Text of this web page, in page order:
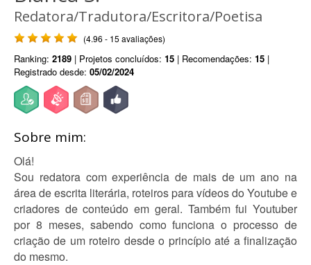
Redatora/Tradutora/Escritora/Poetisa
(4.96 - 15 avaliações)
Ranking: 2189 | Projetos concluídos: 15 | Recomendações: 15 |
Registrado desde: 05/02/2024
Sobre mim:
Olá!
Sou redatora com experiência de mais de um ano na
área de escrita literária, roteiros para vídeos do Youtube e
criadores de conteúdo em geral. Também fui Youtuber
por 8 meses, sabendo como funciona o processo de
criação de um roteiro desde o princípio até a finalização
do mesmo.